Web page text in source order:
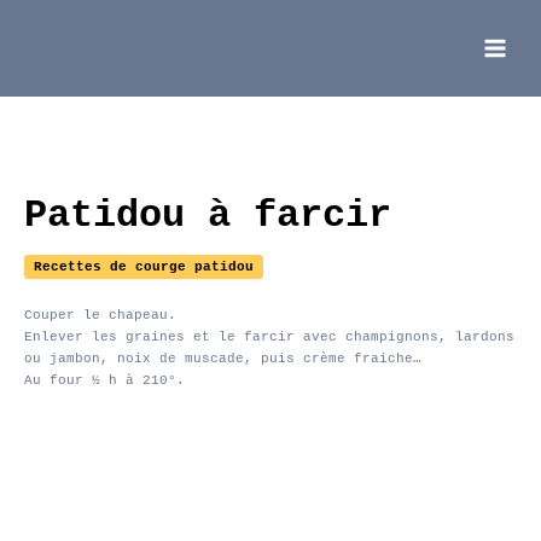
Main
Menu
Patidou à farcir
Recettes de courge patidou
Couper le chapeau.
Enlever les graines et le farcir avec champignons, lardons
ou jambon, noix de muscade, puis crème fraiche…
Au four ½ h à 210°.